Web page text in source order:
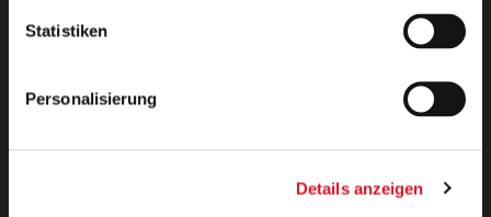
Statistiken
Personalisierung
Details anzeigen